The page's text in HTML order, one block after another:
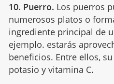
10. Puerro. Los puerros
numerosos platos o
ingrediente principal de
ejemplo. estarás
beneficios. Entre ellos,
potasio y vitamina C.